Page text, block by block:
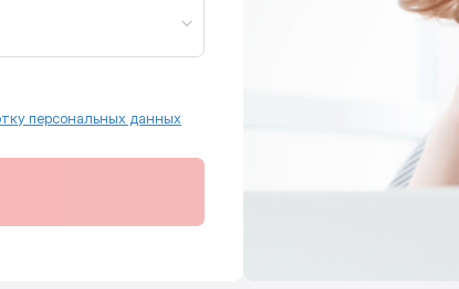
персональных данных